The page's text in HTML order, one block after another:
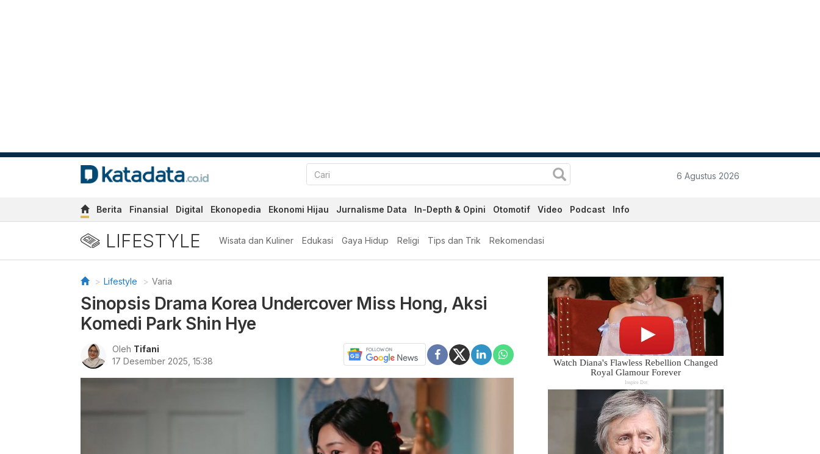
6 Agustus 2026
Berita Finansial Digital Ekonopedia Ekonomi Hijau Jurnalisme Data In-Depth & Opini Otomotif Video Podcast Info
LIFESTYLE Wisata dan Kuliner Edukasi Gaya Hidup Religi Tips dan Trik Rekomendasi
Lifestyle Varia
Sinopsis Drama Korea Undercover Miss Hong, Aksi
Komedi Park Shin Hye
Oleh Tifani
17 Desember 2025, 15:38